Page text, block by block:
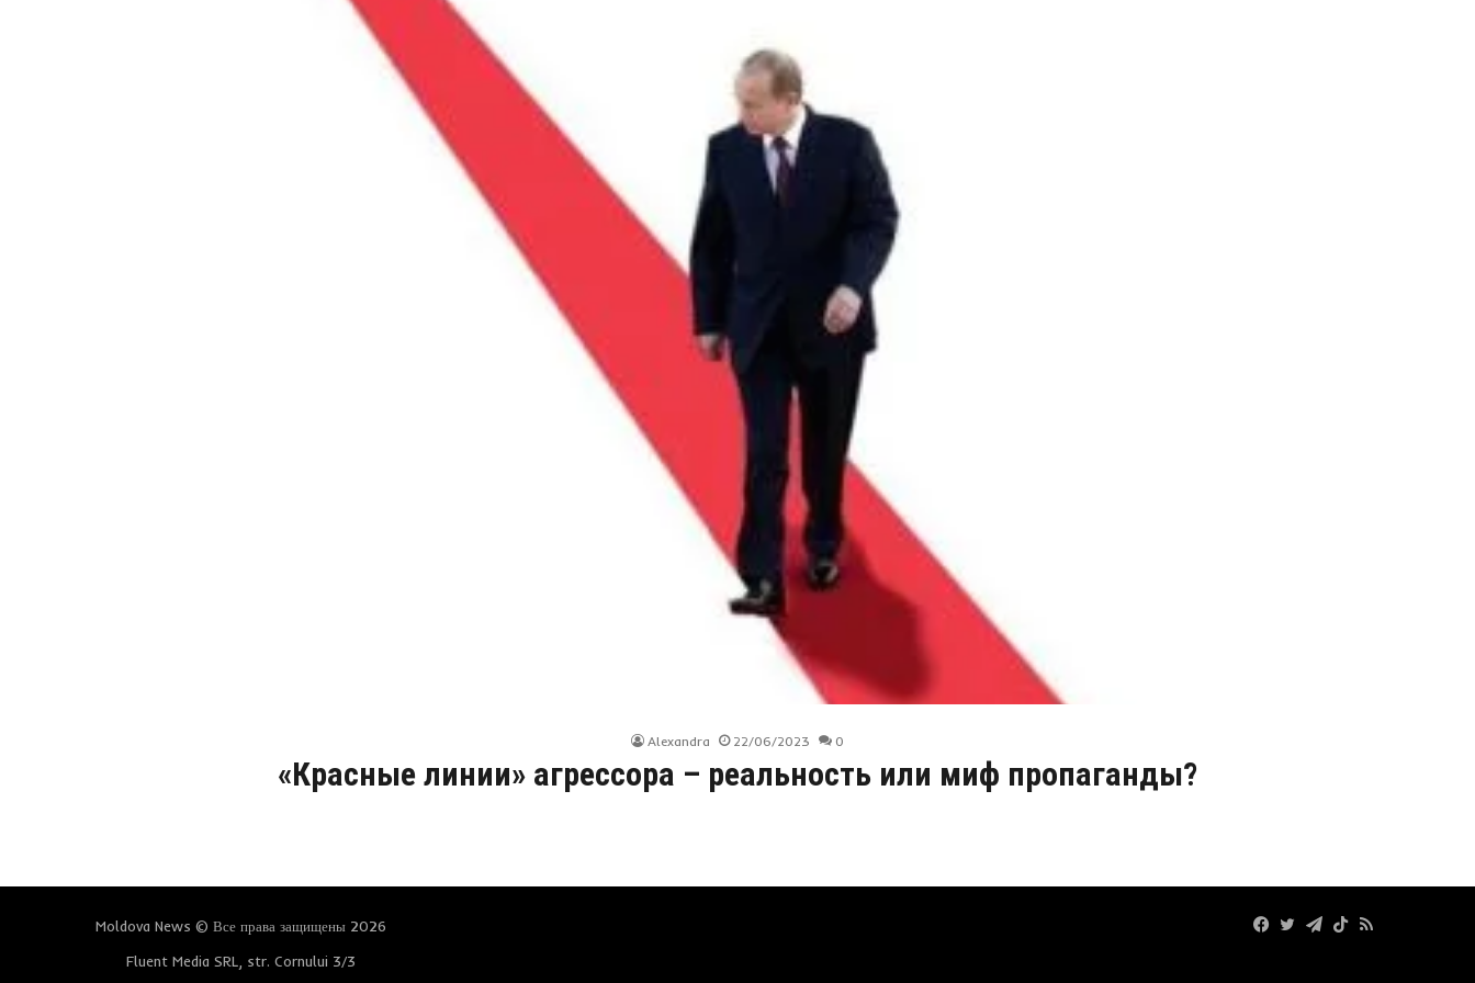
Alexandra 22/06/2023 0
«Красные линии» агрессора – реальность или миф пропаганды?
Moldova News © Все права защищены 2026
Fluent Media SRL, str. Cornului 3/3
Facebook
Twitter
Telegram
TikTok
RSS